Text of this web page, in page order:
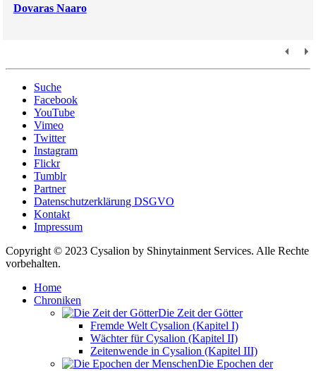
Dovaras Naaro
Suche
Facebook
YouTube
Vimeo
Twitter
Instagram
Flickr
Tumblr
Partner
Datenschutzerklärung DSGVO
Kontakt
Impressum
Copyright © 2023 Cysalion by Shinytainment Services. Alle Rechte
vorbehalten.
Home
Chroniken
Die Zeit der Götter
Fremde Welt Cysalion (Kapitel I)
Wächter für Cysalion (Kapitel II)
Zeitenwende in Cysalion (Kapitel III)
Die Epochen der